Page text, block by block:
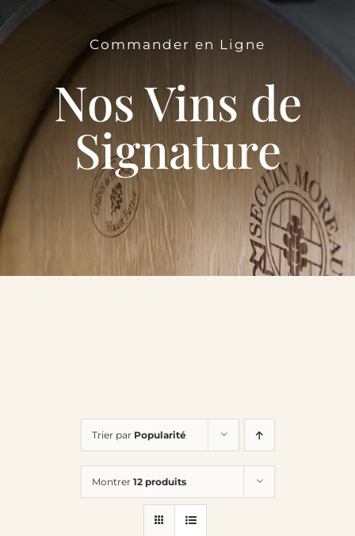
Le Domaine
Œnotourisme
Acheter en ligne
Actualités
Contactez-nous
Commander en Ligne
Nos Vins de
Signature
Trier par Popularité
Montrer 12 produits